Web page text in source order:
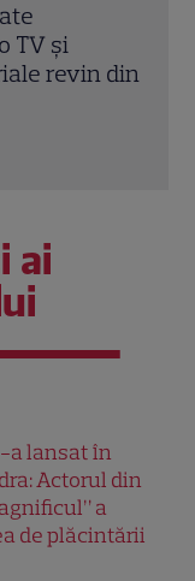
„A doua
Bartoș
ai
a lansat în
Actorul din
a
de plăcintării